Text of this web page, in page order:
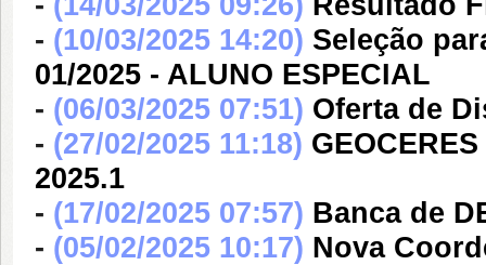
- (10/03/2025 14:20) Seleção
01/2025 - ALUNO ESPECIAL
- (06/03/2025 07:51) Oferta de
- (27/02/2025 11:18)
2025.1
- (17/02/2025 07:57) Banca de
- (05/02/2025 10:17) Nova